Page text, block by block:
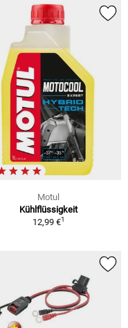
Motul
Kühlflüssigkeit
12,99 €1